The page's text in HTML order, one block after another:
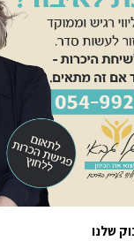
שלנו